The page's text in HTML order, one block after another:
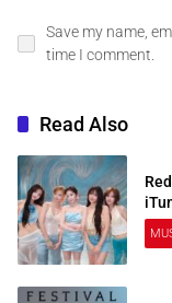
Save my name,
time I comment.
Read Also